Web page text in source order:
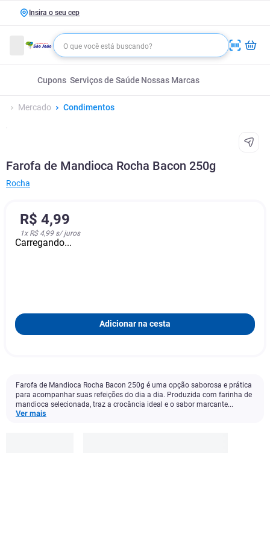
Insira o seu cep
Cupons Serviços de Saúde Nossas Marcas
Mercado Condimentos
Farofa de Mandioca Rocha Bacon 250g
Rocha
R$ 4,99
1x R$ 4,99s/ juros
Carregando...
Adicionar na cesta
Farofa de Mandioca Rocha Bacon 250g é uma opção saborosa e prática
para acompanhar suas refeições do dia a dia. Produzida com farinha de
mandioca selecionada, traz a crocância ideal e o sabor marcante...
Ver mais